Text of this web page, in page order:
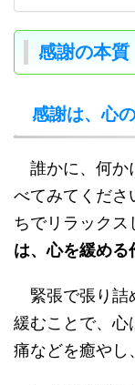
感謝の本質
感謝は、心
誰かに、何か
べてみてくださ
ちでリラック
は、心を緩める
緊張で張り詰
緩むことで、心
痛などを癒やし